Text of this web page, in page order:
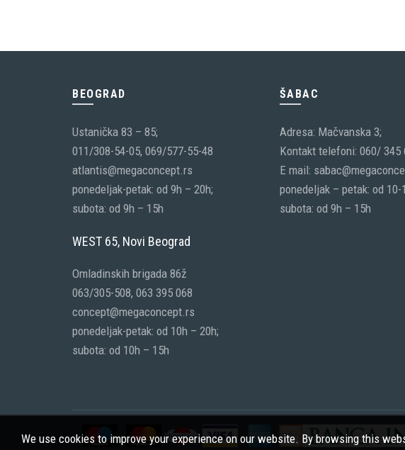
BEOGRAD
Ustanička 83 – 85;
011/308-54-05, 069/577-55-48
atlantis@megaconcept.rs
ponedeljak-petak: od 9h – 20h;
subota: od 9h – 15h
WEST 65, Novi Beograd
Omladinskih brigada 86ž
063/305-508, 063 395 068
concept@megaconcept.rs
ponedeljak-petak: od 10h – 20h;
subota: od 10h – 15h
ŠABAC
Adresa: Mačvanska 3;
Kontakt telefoni: 060/ 345
E mail:
ponedeljak – petak: od 10-
subota: od 9h – 15h
We use cookies to improve your experience on our website. By browsing this